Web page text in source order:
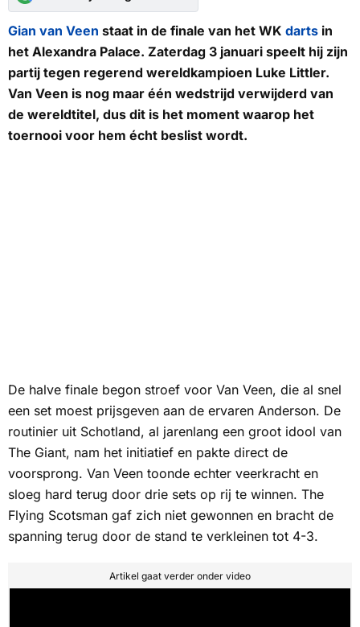
Gian van Veen staat in de finale van het WK darts in
het Alexandra Palace. Zaterdag 3 januari speelt hij zijn
partij tegen regerend wereldkampioen Luke Littler.
Van Veen is nog maar één wedstrijd verwijderd van
de wereldtitel, dus dit is het moment waarop het
toernooi voor hem écht beslist wordt.
De halve finale begon stroef voor Van Veen, die al snel
een set moest prijsgeven aan de ervaren Anderson. De
routinier uit Schotland, al jarenlang een groot idool van
The Giant, nam het initiatief en pakte direct de
voorsprong. Van Veen toonde echter veerkracht en
sloeg hard terug door drie sets op rij te winnen. The
Flying Scotsman gaf zich niet gewonnen en bracht de
spanning terug door de stand te verkleinen tot 4-3.
Artikel gaat verder onder video